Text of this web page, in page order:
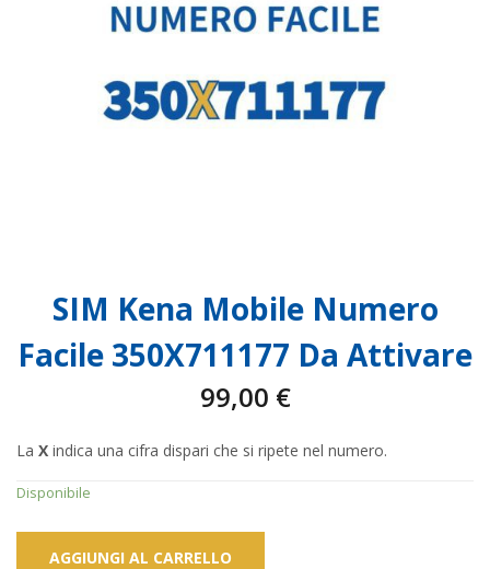
SIM Kena Mobile Numero
Facile 350X711177 Da Attivare
99,00 €
La X indica una cifra dispari che si ripete nel numero.
Disponibile
AGGIUNGI AL CARRELLO